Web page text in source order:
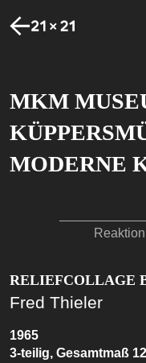
MKM
MODERNE
Reaktion
RELIEFCOLLAGE
Fred Thieler
1965
3-teilig, Gesamtmaß